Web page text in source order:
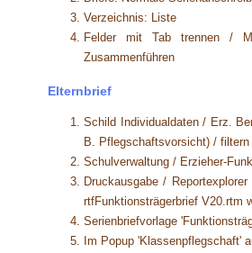
Verzeichnis: Liste
Felder mit Tab trennen /
Zusammenführen
Elternbrief
Schild Individualdaten / Erz.
B. Pflegschaftsvorsicht) / filtern
Schulverwaltung / Erzieher-
Druckausgabe /
rtfFunktionsträgerbrief V20.rtm
Serienbriefvorlage
Im Popup 'Klassenpflegschaft'